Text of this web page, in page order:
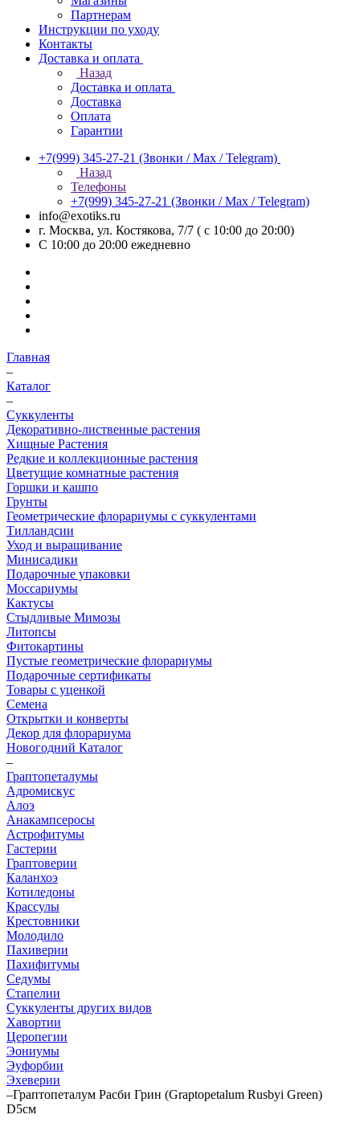
Партнерам
Инструкции по уходу
Контакты
Доставка и оплата
Назад
Доставка и оплата
Доставка
Оплата
Гарантии
+7(999) 345-27-21 (Звонки / Max / Telegram)
Назад
Телефоны
+7(999) 345-27-21 (Звонки / Max / Telegram)
info@exotiks.ru
г. Москва, ул. Костякова, 7/7 ( с 10:00 до 20:00)
С 10:00 до 20:00 ежедневно
Главная
–
Каталог
–
Суккуленты
Декоративно-лиственные растения
Хищные Растения
Редкие и коллекционные растения
Цветущие комнатные растения
Горшки и кашпо
Грунты
Геометрические флорариумы с суккулентами
Тилландсии
Уход и выращивание
Минисадики
Подарочные упаковки
Моссариумы
Кактусы
Стыдливые Мимозы
Литопсы
Фитокартины
Пустые геометрические флорариумы
Подарочные сертификаты
Товары с уценкой
Семена
Открытки и конверты
Декор для флорариума
Новогодний Каталог
–
Граптопеталумы
Адромискус
Алоэ
Анакампсеросы
Астрофитумы
Гастерии
Граптоверии
Каланхоэ
Котиледоны
Крассулы
Крестовники
Молодило
Пахиверии
Пахифитумы
Седумы
Стапелии
Суккуленты других видов
Хавортии
Церопегии
Эониумы
Эуфорбии
Эхеверии
–Граптопеталум Расби Грин (Graptopetalum Rusbyi Green)
D5см